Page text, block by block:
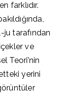
farklıdır.
ju tarafından
ve
Teori’nin
yerini